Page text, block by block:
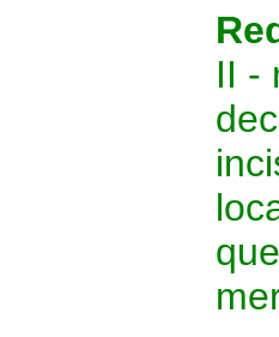
II -